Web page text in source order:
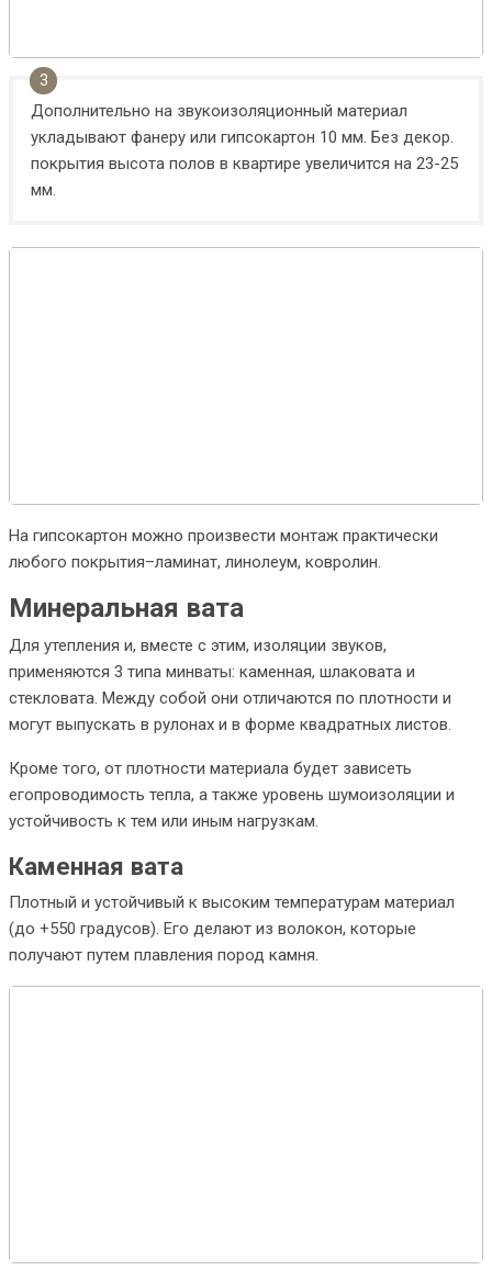
Дополнительно на звукоизоляционный материал
укладывают фанеру или гипсокартон 10 мм. Без декор.
покрытия высота полов в квартире увеличится на 23-25
мм.
На гипсокартон можно произвести монтаж практически
любого покрытия–ламинат, линолеум, ковролин.
Минеральная вата
Для утепления и, вместе с этим, изоляции звуков,
применяются 3 типа минваты: каменная, шлаковата и
стекловата. Между собой они отличаются по плотности и
могут выпускать в рулонах и в форме квадратных листов.
Кроме того, от плотности материала будет зависеть
егопроводимость тепла, а также уровень шумоизоляции и
устойчивость к тем или иным нагрузкам.
Каменная вата
Плотный и устойчивый к высоким температурам материал
(до +550 градусов). Его делают из волокон, которые
получают путем плавления пород камня.